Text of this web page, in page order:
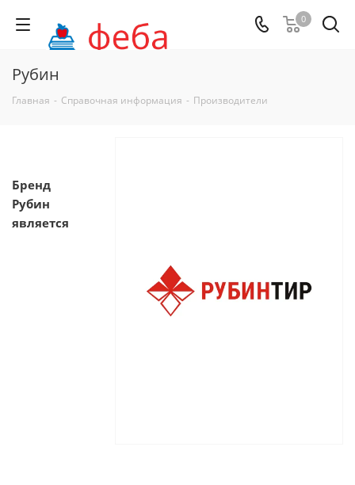
0
Рубин
Главная - Справочная информация - Производители
Бренд
Рубин
является